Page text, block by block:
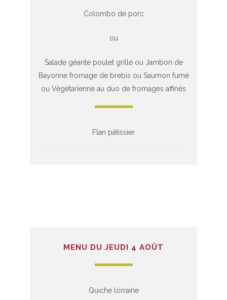
Colombo de porc
ou
Salade géante poulet grillé ou Jambon de
Bayonne fromage de brebis ou Saumon fumé
ou Végétarienne au duo de fromages affinés
Flan pâtissier
MENU DU JEUDI 4 AOÛT
Quiche lorraine